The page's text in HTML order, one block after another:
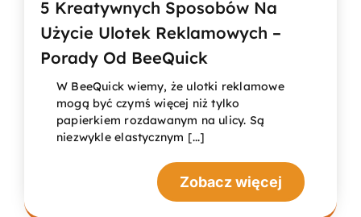
5 Kreatywnych Sposobów Na
Użycie Ulotek Reklamowych –
Porady Od BeeQuick
W BeeQuick wiemy, że ulotki reklamowe
mogą być czymś więcej niż tylko
papierkiem rozdawanym na ulicy. Są
niezwykle elastycznym [...]
Zobacz więcej